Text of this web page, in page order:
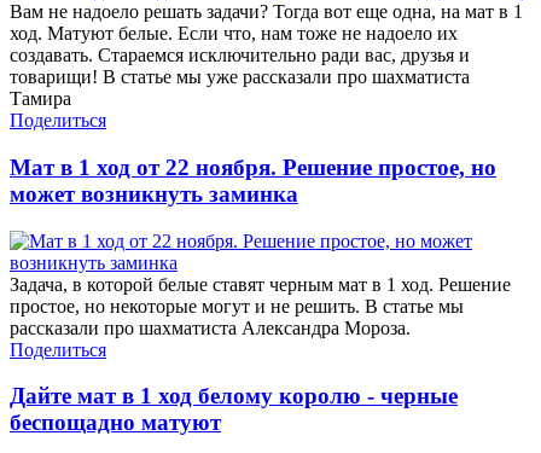
Вам не надоело решать задачи? Тогда вот еще одна, на мат в 1
ход. Матуют белые. Если что, нам тоже не надоело их
создавать. Стараемся исключительно ради вас, друзья и
товарищи! В статье мы уже рассказали про шахматиста
Тамира
Поделиться
Мат в 1 ход от 22 ноября. Решение простое, но
может возникнуть заминка
Задача, в которой белые ставят черным мат в 1 ход. Решение
простое, но некоторые могут и не решить. В статье мы
рассказали про шахматиста Александра Мороза.
Поделиться
Дайте мат в 1 ход белому королю - черные
беспощадно матуют